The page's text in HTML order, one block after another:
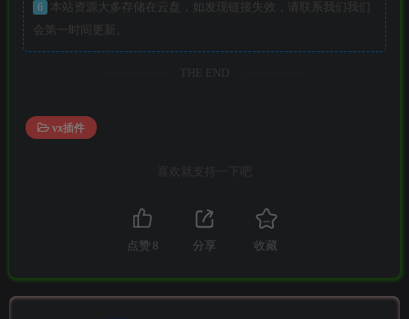
6
本站资源大多存储在云盘，如发现链接失效，请联系我们我们
会第一时间更新。
THE END
vx插件
喜欢就支持一下吧
点赞 8 分享 收藏